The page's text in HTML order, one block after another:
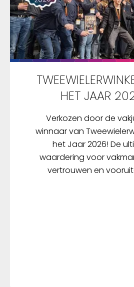
HET JAAR
Verkozen door de
winnaar van
het Jaar 2026! De
waardering voor
vertrouwen en